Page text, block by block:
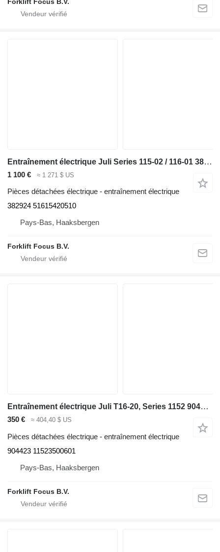
Entraînement électrique Juli Series 115-02 / 116-01 382924 pour matériel de manutention Linde Series 115-02 / 116-01
1 100 € ≈ 1 271 $ US
Pièces détachées électrique - entraînement électrique
382924 51615420510
Pays-Bas, Haaksbergen
Forklift Focus B.V.
Entraînement électrique Juli T16-20, Series 1152 904423 pour matériel de manutention Linde T16-20, Series 1152
350 € ≈ 404,40 $ US
Pièces détachées électrique - entraînement électrique
904423 11523500601
Pays-Bas, Haaksbergen
Forklift Focus B.V.